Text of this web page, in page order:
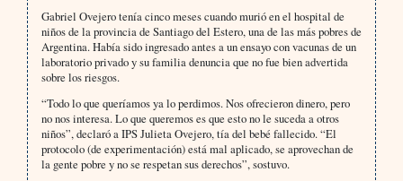
Gabriel Ovejero tenía cinco meses cuando murió en el hospital de
niños de la provincia de Santiago del Estero, una de las más pobres de
Argentina. Había sido ingresado antes a un ensayo con vacunas de un
laboratorio privado y su familia denuncia que no fue bien advertida
sobre los riesgos.
“Todo lo que queríamos ya lo perdimos. Nos ofrecieron dinero, pero
no nos interesa. Lo que queremos es que esto no le suceda a otros
niños”, declaró a IPS Julieta Ovejero, tía del bebé fallecido. “El
protocolo (de experimentación) está mal aplicado, se aprovechan de
la gente pobre y no se respetan sus derechos”, sostuvo.